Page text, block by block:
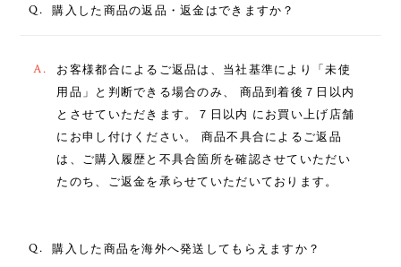
Q. 購入した商品の返品・返金はできますか？
A.
お客様都合によるご返品は、当社基準により「未使
用品」と判断できる場合のみ、 商品到着後７日以内
とさせていただきます。７日以内 にお買い上げ店舗
にお申し付けください。 商品不具合によるご返品
は、ご購入履歴と不具合箇所を確認させていただい
たのち、ご返金を承らせていただいております。
Q. 購入した商品を海外へ発送してもらえますか？